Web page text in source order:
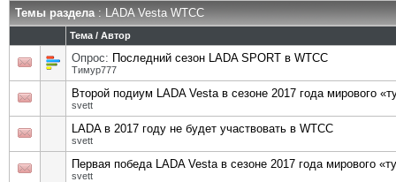
Темы раздела: LADA Vesta WTCC
Тема / Автор
Опрос: Последний сезон LADA SPORT в WTCC
Тимур777
Второй подиум LADA Vesta в сезоне 2017 года мирового
svett
LADA в 2017 году не будет участвовать в WTCC
svett
Первая победа LADA Vesta в сезоне 2017 года мирового
svett